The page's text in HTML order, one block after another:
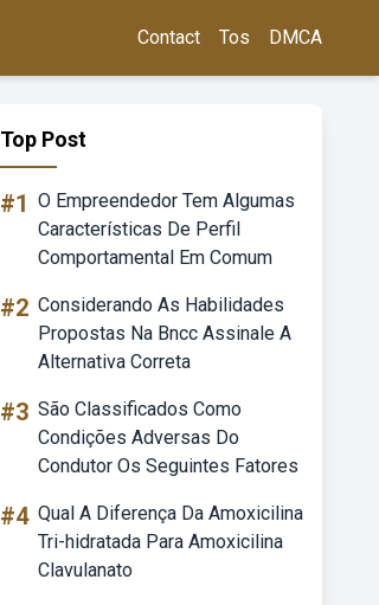
Contact Tos DMCA
Top Post
#1 O Empreendedor Tem Algumas
Características De Perfil
Comportamental Em Comum
#2 Considerando As Habilidades
Propostas Na Bncc Assinale A
Alternativa Correta
#3 São Classificados Como
Condições Adversas Do
Condutor Os Seguintes Fatores
#4 Qual A Diferença Da Amoxicilina
Tri-hidratada Para Amoxicilina
Clavulanato